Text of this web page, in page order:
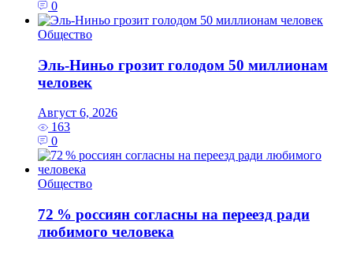
0
Общество
Эль‑Ниньо грозит голодом 50 миллионам
человек
Август 6, 2026
163
0
Общество
72 % россиян согласны на переезд ради
любимого человека